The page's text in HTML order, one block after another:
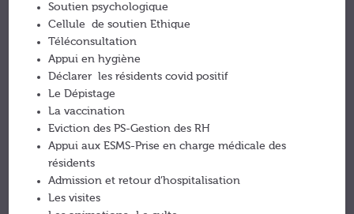
Soutien psychologique
Cellule de soutien Ethique
Téléconsultation
Appui en hygiène
Déclarer les résidents covid positif
Le Dépistage
La vaccination
Eviction des PS-Gestion des RH
Appui aux ESMS-Prise en charge médicale des
résidents
Admission et retour d’hospitalisation
Les visites